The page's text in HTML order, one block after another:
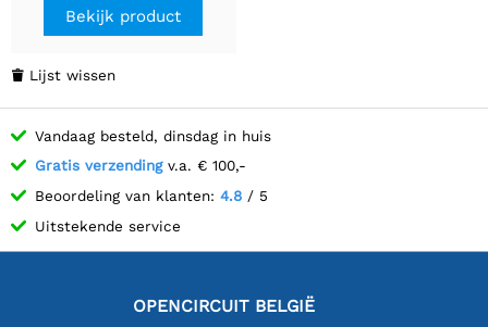
Bekijk product
 Lijst wissen
Vandaag besteld, dinsdag in huis
Gratis verzendingv.a. € 100,-
Beoordeling van klanten: 4.8 / 5
Uitstekende service
OPENCIRCUIT BELGIË